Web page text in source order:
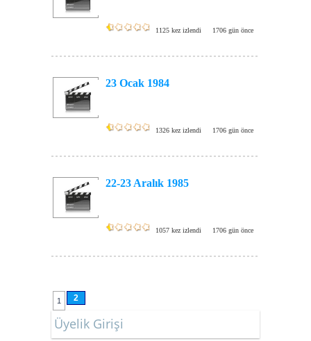
1125 kez izlendi 1706 gün önce
23 Ocak 1984
1326 kez izlendi 1706 gün önce
22-23 Aralık 1985
1057 kez izlendi 1706 gün önce
1 2
Üyelik Girişi